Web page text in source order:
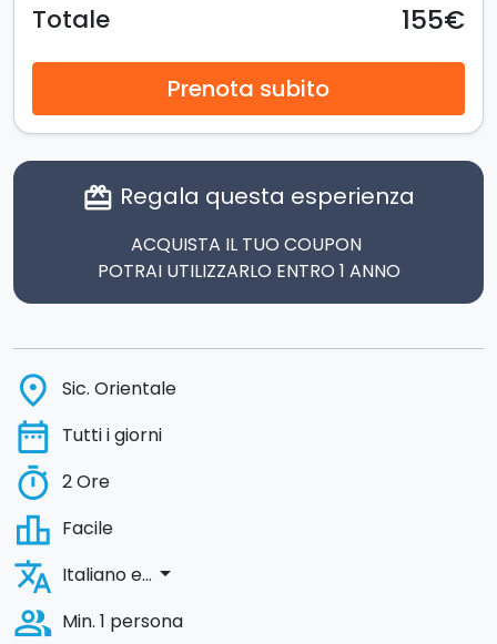
Totale 155€
Prenota subito
card_giftcard Regala questa esperienza
ACQUISTA IL TUO COUPON
POTRAI UTILIZZARLO ENTRO 1 ANNO
place Sic. Orientale
date_range Tutti i giorni
timer 2 Ore
leaderboard Facile
translate Italiano e... arrow_drop_down
people_alt Min. 1 persona